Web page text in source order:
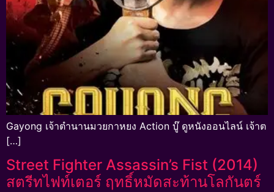
Gayong เจ้าตำนานมวยกาหยง Action บู๊ ดูหนังออนไลน์ เจ้าต
[…]
Street Fighter Assassin’s Fist (2014)
สตรีทไฟท์เตอร์ ฤทธิ์หมัดสะท้านโลกันตร์